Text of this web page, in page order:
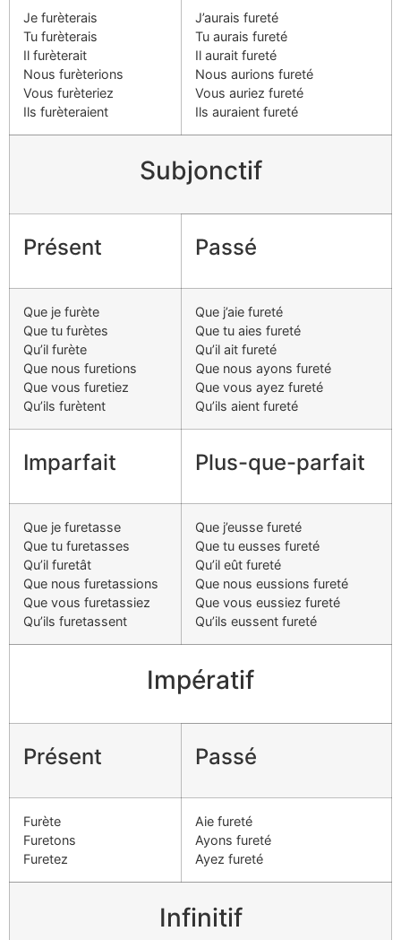
Je furèterais
Tu furèterais
Il furèterait
Nous furèterions
Vous furèteriez
Ils furèteraient
J’aurais fureté
Tu aurais fureté
Il aurait fureté
Nous aurions fureté
Vous auriez fureté
Ils auraient fureté
Subjonctif
Présent Passé
Que je furète
Que tu furètes
Qu’il furète
Que nous furetions
Que vous furetiez
Qu’ils furètent
Que j’aie fureté
Que tu aies fureté
Qu’il ait fureté
Que nous ayons fureté
Que vous ayez fureté
Qu’ils aient fureté
Imparfait Plus-que-parfait
Que je furetasse
Que tu furetasses
Qu’il furetât
Que nous furetassions
Que vous furetassiez
Qu’ils furetassent
Que j’eusse fureté
Que tu eusses fureté
Qu’il eût fureté
Que nous eussions fureté
Que vous eussiez fureté
Qu’ils eussent fureté
Impératif
Présent Passé
Furète
Furetons
Furetez
Aie fureté
Ayons fureté
Ayez fureté
Infinitif